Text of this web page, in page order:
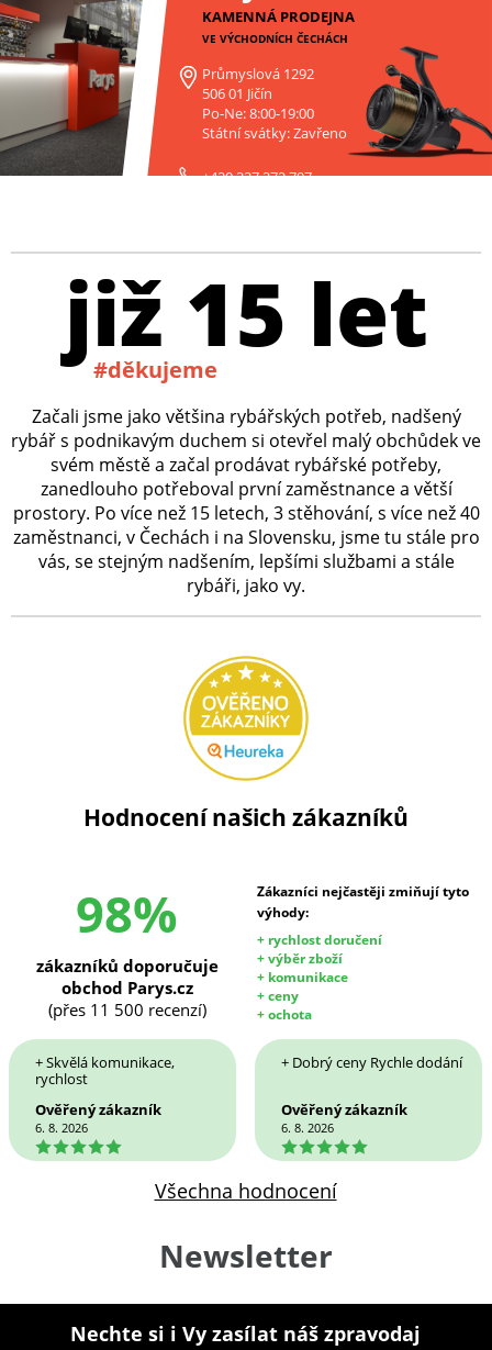
KAMENNÁ PRODEJNA
VE VÝCHODNÍCH ČECHÁCH
Průmyslová 1292
506 01 Jičín
Po-Ne: 8:00-19:00
Státní svátky: Zavřeno
+420 227 272 797
již 15 let
#děkujeme
Začali jsme jako většina rybářských potřeb, nadšený
rybář s podnikavým duchem si otevřel malý obchůdek ve
svém městě a začal prodávat rybářské potřeby,
zanedlouho potřeboval první zaměstnance a větší
prostory. Po více než 15 letech, 3 stěhování, s více než 40
zaměstnanci, v Čechách i na Slovensku, jsme tu stále pro
vás, se stejným nadšením, lepšími službami a stále
rybáři, jako vy.
Hodnocení našich zákazníků
98%
Zákazníci nejčastěji zmiňují tyto
výhody:
+ rychlost doručení
+ výběr zboží
+ komunikace
+ ceny
+ ochota
zákazníků doporučuje
obchod Parys.cz
(přes 11 500 recenzí)
+ Skvělá komunikace,
rychlost
Ověřený zákazník
6. 8. 2026
5
+ Dobrý ceny Rychle dodání
Ověřený zákazník
6. 8. 2026
5
Všechna hodnocení
Newsletter
Nechte si i Vy zasílat náš zpravodaj